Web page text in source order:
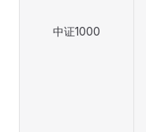
中证1000